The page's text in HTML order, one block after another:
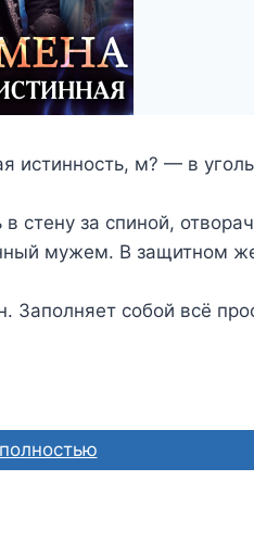
истинность, м? — в
за спиной,
мужем. В защитном
собой всё